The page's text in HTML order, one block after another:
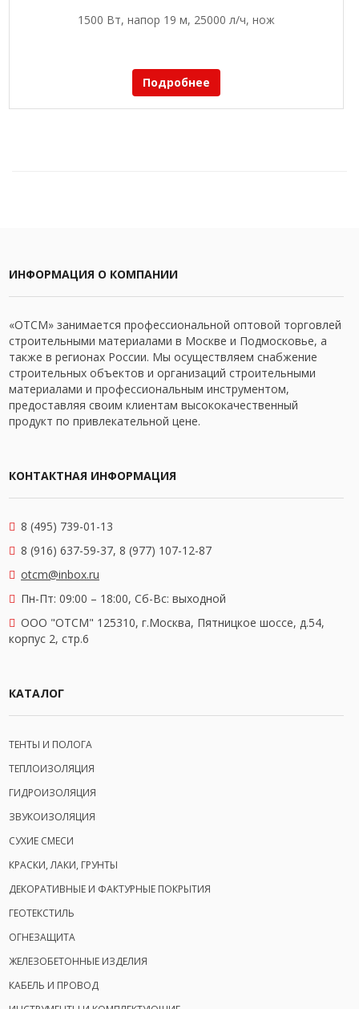
1500 Вт, напор 19 м, 25000 л/ч, нож
Подробнее
ИНФОРМАЦИЯ О КОМПАНИИ
«ОТСМ» занимается профессиональной оптовой торговлей
строительными материалами в Москве и Подмосковье, а
также в регионах России. Мы осуществляем снабжение
строительных объектов и организаций строительными
материалами и профессиональным инструментом,
предоставляя своим клиентам высококачественный
продукт по привлекательной цене.
КОНТАКТНАЯ ИНФОРМАЦИЯ
8 (495) 739-01-13
8 (916) 637-59-37, 8 (977) 107-12-87
otcm@inbox.ru
Пн-Пт: 09:00 – 18:00, Сб-Вс: выходной
OOO "ОТСМ" 125310, г.Москва, Пятницкое шоссе, д.54,
корпус 2, стр.6
КАТАЛОГ
ТЕНТЫ И ПОЛОГА
ТЕПЛОИЗОЛЯЦИЯ
ГИДРОИЗОЛЯЦИЯ
ЗВУКОИЗОЛЯЦИЯ
СУХИЕ СМЕСИ
КРАСКИ, ЛАКИ, ГРУНТЫ
ДЕКОРАТИВНЫЕ И ФАКТУРНЫЕ ПОКРЫТИЯ
ГЕОТЕКСТИЛЬ
ОГНЕЗАЩИТА
ЖЕЛЕЗОБЕТОННЫЕ ИЗДЕЛИЯ
КАБЕЛЬ И ПРОВОД